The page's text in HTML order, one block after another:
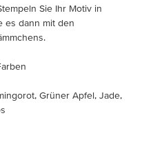
Sie Ihr Motiv in
es dann mit den
Grüner Apfel, Jade,